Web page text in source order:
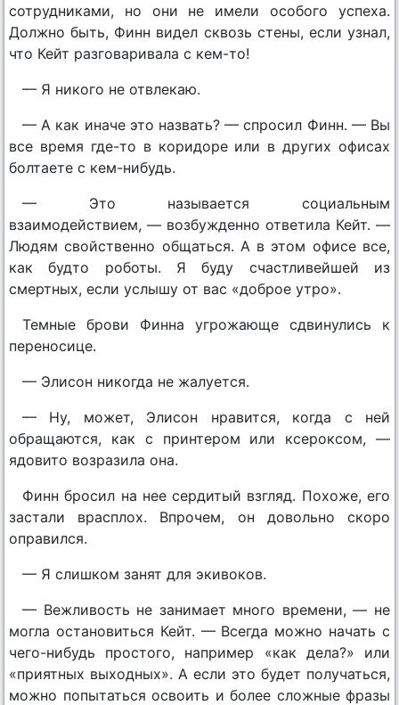
сотрудниками, но они не имели особого успеха.
Должно быть, Финн видел сквозь стены, если узнал,
что Кейт разговаривала с кем-то!
— Я никого не отвлекаю.
— А как иначе это назвать? — спросил Финн. — Вы
все время где-то в коридоре или в других офисах
болтаете с кем-нибудь.
— Это называется социальным
взаимодействием, — возбужденно ответила Кейт. —
Людям свойственно общаться. А в этом офисе все,
как будто роботы. Я буду счастливейшей из
смертных, если услышу от вас «доброе утро».
Темные брови Финна угрожающе сдвинулись к
переносице.
— Элисон никогда не жалуется.
— Ну, может, Элисон нравится, когда с ней
обращаются, как с принтером или ксероксом, —
ядовито возразила она.
Финн бросил на нее сердитый взгляд. Похоже, его
застали врасплох. Впрочем, он довольно скоро
оправился.
— Я слишком занят для экивоков.
— Вежливость не занимает много времени, — не
могла остановиться Кейт. — Всегда можно начать с
чего-нибудь простого, например «как дела?» или
«приятных выходных». А если это будет получаться,
можно попытаться освоить и более сложные фразы